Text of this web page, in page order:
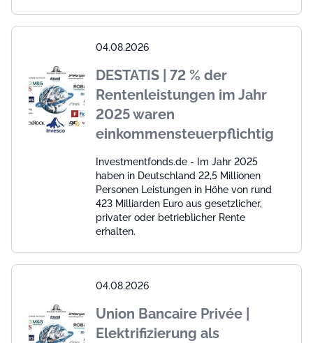
04.08.2026
DESTATIS | 72 % der
Rentenleistungen im Jahr
2025 waren
einkommensteuerpflichtig
Investmentfonds.de - Im Jahr 2025
haben in Deutschland 22,5 Millionen
Personen Leistungen in Höhe von rund
423 Milliarden Euro aus gesetzlicher,
privater oder betrieblicher Rente
erhalten.
04.08.2026
Union Bancaire Privée |
Elektrifizierung als